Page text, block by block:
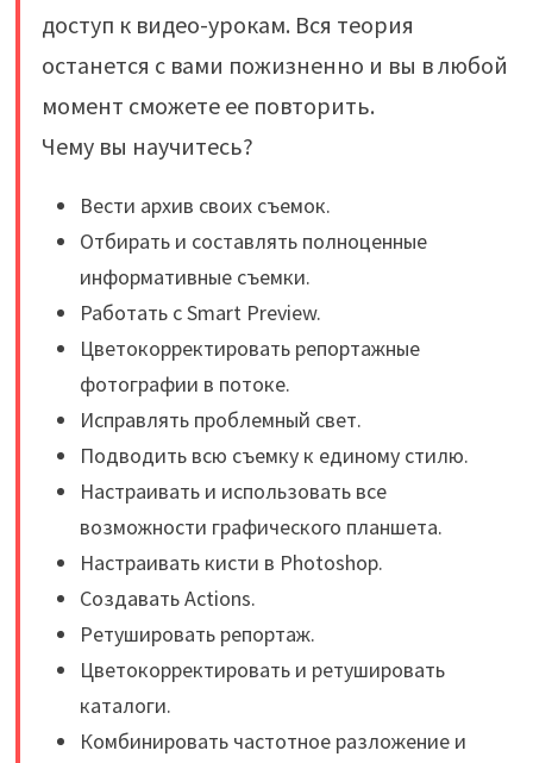
доступ к видео-урокам. Вся теория
останется с вами пожизненно и вы в любой
момент сможете ее повторить.
Чему вы научитесь?
Вести архив своих съемок.
Отбирать и составлять полноценные
информативные съемки.
Работать с Smart Preview.
Цветокорректировать репортажные
фотографии в потоке.
Исправлять проблемный свет.
Подводить всю съемку к единому стилю.
Настраивать и использовать все
возможности графического планшета.
Настраивать кисти в Photoshop.
Создавать Actions.
Ретушировать репортаж.
Цветокорректировать и ретушировать
каталоги.
Комбинировать частотное разложение и